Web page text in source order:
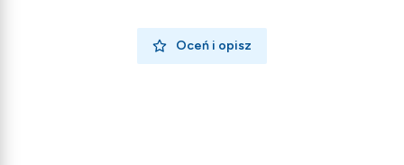
Oceń i opisz